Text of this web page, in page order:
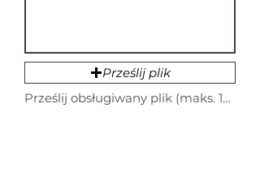
Prześlij plik
Prześlij obsługiwany plik (maks. 15 MB)